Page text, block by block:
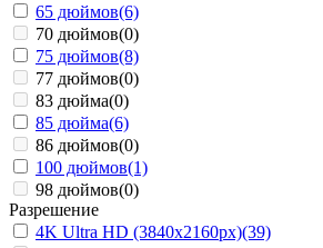
65 дюймов(6)
70 дюймов(0)
75 дюймов(8)
77 дюймов(0)
83 дюйма(0)
85 дюйма(6)
86 дюймов(0)
100 дюймов(1)
98 дюймов(0)
Разрешение
4K Ultra HD (3840x2160px)(39)